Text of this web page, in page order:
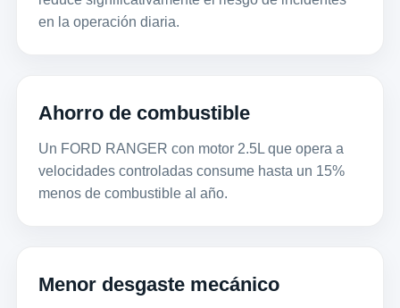
en la operación diaria.
Ahorro de combustible
Un FORD RANGER con motor 2.5L que opera a
velocidades controladas consume hasta un 15%
menos de combustible al año.
Menor desgaste mecánico